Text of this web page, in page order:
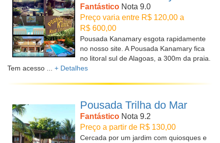
Fantástico Nota 9.0
Preço varia entre R$ 120,00 a
R$ 600,00
Pousada Kanamary esgota rapidamente
no nosso site. A Pousada Kanamary fica
no litoral sul de Alagoas, a 300m da praia.
Tem acesso ... + Detalhes
Pousada Trilha do Mar
Fantástico Nota 9.2
Preço a partir de R$ 130,00
Cercada por um jardim com quiosques e